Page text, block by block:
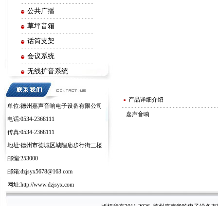
公共广播
草坪音箱
话筒支架
会议系统
无线扩音系统
电子周边系列
单位:德州嘉声音响电子设备有限公司
电话:0534-2368111
传真:0534-2368111
地址:德州市德城区城隍庙步行街三楼
邮编:253000
邮箱:dzjsyx5678@163.com
网址:http://www.dzjsyx.com
产品详细介绍
嘉声音响